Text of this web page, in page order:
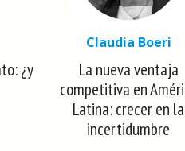
¿y
Claudia Boeri
La nueva ventaja
competitiva en
Latina: crecer en la
incertidumbre